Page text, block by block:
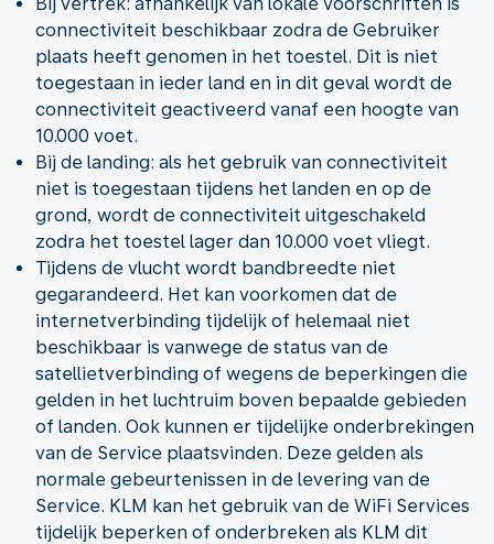
connectiviteit beschikbaar zodra de Gebruiker
plaats heeft genomen in het toestel. Dit is niet
toegestaan in ieder land en in dit geval wordt de
connectiviteit geactiveerd vanaf een hoogte van
10.000 voet.
Bij de landing: als het gebruik van connectiviteit
niet is toegestaan tijdens het landen en op de
grond, wordt de connectiviteit uitgeschakeld
zodra het toestel lager dan 10.000 voet vliegt.
Tijdens de vlucht wordt bandbreedte niet
gegarandeerd. Het kan voorkomen dat de
internetverbinding tijdelijk of helemaal niet
beschikbaar is vanwege de status van de
satellietverbinding of wegens de beperkingen die
gelden in het luchtruim boven bepaalde gebieden
of landen. Ook kunnen er tijdelijke onderbrekingen
van de Service plaatsvinden. Deze gelden als
normale gebeurtenissen in de levering van de
Service. KLM kan het gebruik van de WiFi Services
tijdelijk beperken of onderbreken als KLM dit